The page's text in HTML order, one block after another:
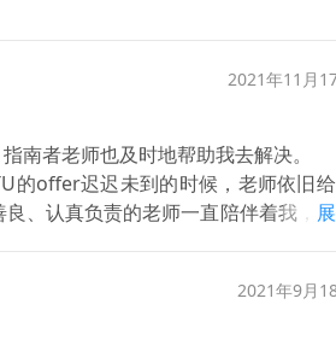
2021年11月
南者老师也及时地帮助我去解决。
的offer迟迟未到的时候，老师依旧
、认真负责的老师一直陪伴着我，
2021年9月